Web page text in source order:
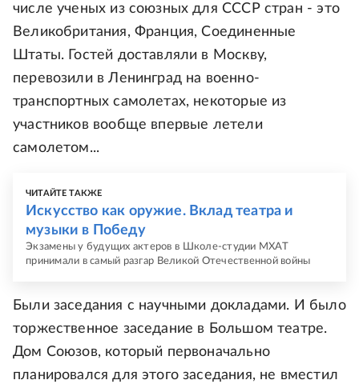
числе ученых из союзных для СССР стран - это
Великобритания, Франция, Соединенные
Штаты. Гостей доставляли в Москву,
перевозили в Ленинград на военно-
транспортных самолетах, некоторые из
участников вообще впервые летели
самолетом...
ЧИТАЙТЕ ТАКЖЕ
Искусство как оружие. Вклад театра и
музыки в Победу
Экзамены у будущих актеров в Школе-студии МХАТ
принимали в самый разгар Великой Отечественной войны
Были заседания с научными докладами. И было
торжественное заседание в Большом театре.
Дом Союзов, который первоначально
планировался для этого заседания, не вместил